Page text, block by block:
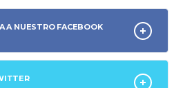
A NUESTRO FACEBOOK